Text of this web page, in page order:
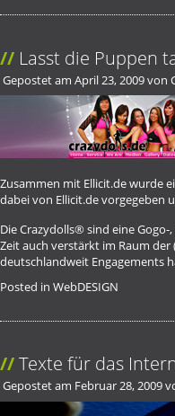
Lasst die Puppen
Gepostet am April 23, 2009von
Zusammen mit Ellicit.de wurde
dabei von Ellicit.de vorgegeben
Die Crazydolls® sind eine
Zeit auch verstärkt im Raum
deutschlandweit Engagements
Posted in WebDESIGN
Texte für das
Gepostet am Februar 28, 2009